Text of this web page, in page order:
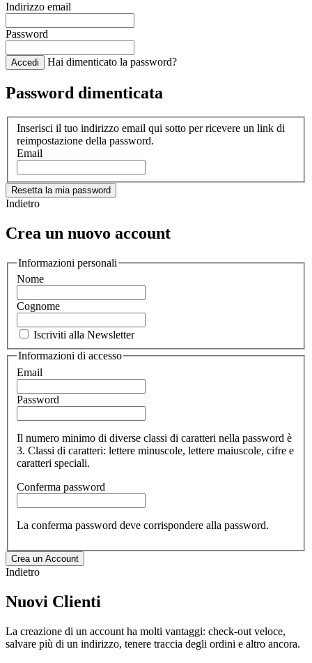
Indirizzo email
Password
Accedi Hai dimenticato la password?
Password dimenticata
Inserisci il tuo indirizzo email qui sotto per ricevere un link di
reimpostazione della password.
Email
Resetta la mia password
Indietro
Crea un nuovo account
Informazioni personali
Nome
Cognome
Iscriviti alla Newsletter
Informazioni di accesso
Email
Password
Il numero minimo di diverse classi di caratteri nella password è
3. Classi di caratteri: lettere minuscole, lettere maiuscole, cifre e
caratteri speciali.
Conferma password
La conferma password deve corrispondere alla password.
Crea un Account
Indietro
Nuovi Clienti
La creazione di un account ha molti vantaggi: check-out veloce,
salvare più di un indirizzo, tenere traccia degli ordini e altro ancora.